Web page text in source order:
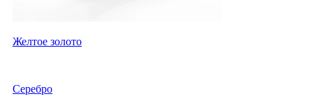
Желтое золото
Серебро